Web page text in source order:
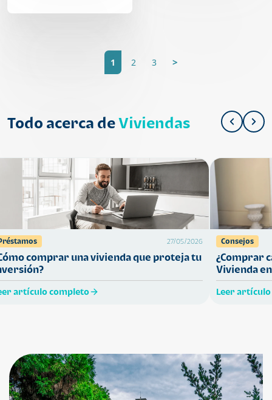
1 2 3
Todo acerca deViviendas
27/05/2026
comprar una vivienda que proteja tu
artículo completo
Consejos
¿Comprar
Vivienda
Leer